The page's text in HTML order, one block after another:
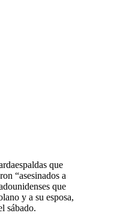
que
“asesinados a
que
y a su esposa,
sábado.